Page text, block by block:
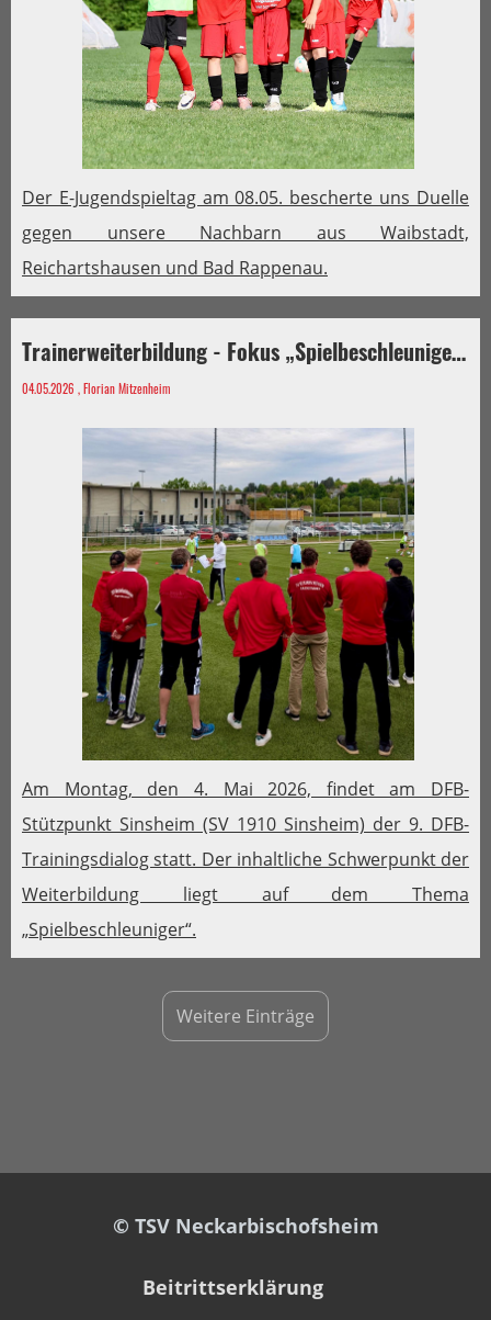
Der E-Jugendspieltag am 08.05. bescherte uns Duelle
gegen unsere Nachbarn aus Waibstadt,
Reichartshausen und Bad Rappenau.
Trainerweiterbildung - Fokus „Spielbeschleuniger“
04.05.2026 , Florian Mitzenheim
Am Montag, den 4. Mai 2026, findet am DFB-
Stützpunkt Sinsheim (SV 1910 Sinsheim) der 9. DFB-
Trainingsdialog statt. Der inhaltliche Schwerpunkt der
Weiterbildung liegt auf dem Thema
„Spielbeschleuniger“.
Weitere Einträge
© TSV Neckarbischofsheim
Beitrittserklärung